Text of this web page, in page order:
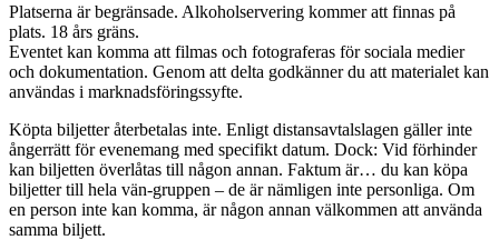
Platserna är begränsade. Alkoholservering kommer att finnas på
plats. 18 års gräns.
Eventet kan komma att filmas och fotograferas för sociala medier
och dokumentation. Genom att delta godkänner du att materialet kan
användas i marknadsföringssyfte.
Köpta biljetter återbetalas inte. Enligt distansavtalslagen gäller inte
ångerrätt för evenemang med specifikt datum. Dock: Vid förhinder
kan biljetten överlåtas till någon annan. Faktum är… du kan köpa
biljetter till hela vän-gruppen – de är nämligen inte personliga. Om
en person inte kan komma, är någon annan välkommen att använda
samma biljett.